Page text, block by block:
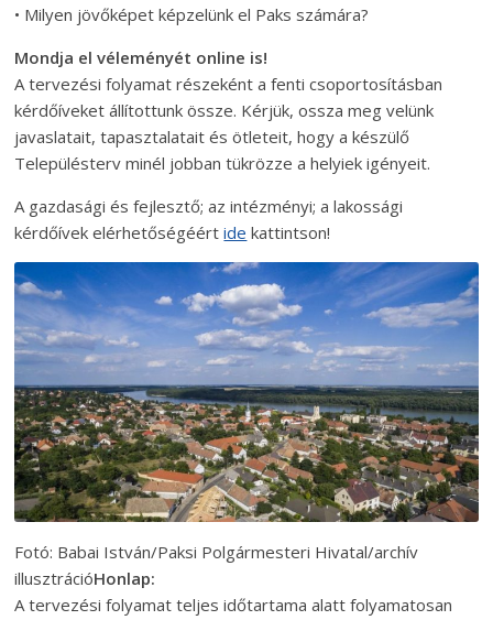
• Milyen jövőképet képzelünk el Paks számára?
Mondja el véleményét online is!
A tervezési folyamat részeként a fenti csoportosításban
kérdőíveket állítottunk össze. Kérjük, ossza meg velünk
javaslatait, tapasztalatait és ötleteit, hogy a készülő
Településterv minél jobban tükrözze a helyiek igényeit.
A gazdasági és fejlesztő; az intézményi; a lakossági
kérdőívek elérhetőségéértide kattintson!
Fotó: Babai István/Paksi Polgármesteri Hivatal/archív
illusztrációHonlap:
A tervezési folyamat teljes időtartama alatt folyamatosan